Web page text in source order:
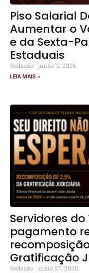
Piso Salarial
Aumentar o
e da Sexta-
Estaduais
Redação junho 2, 2026
LEIA MAIS »
Servidores
pagamento
Gratificação
Redação maio 27, 2026